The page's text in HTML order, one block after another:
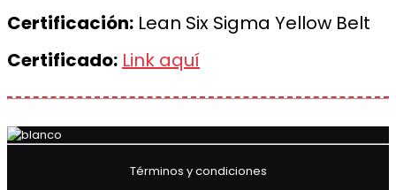
Certificación: Lean Six Sigma Yellow Belt
Certificado: Link aquí
Términos y condiciones